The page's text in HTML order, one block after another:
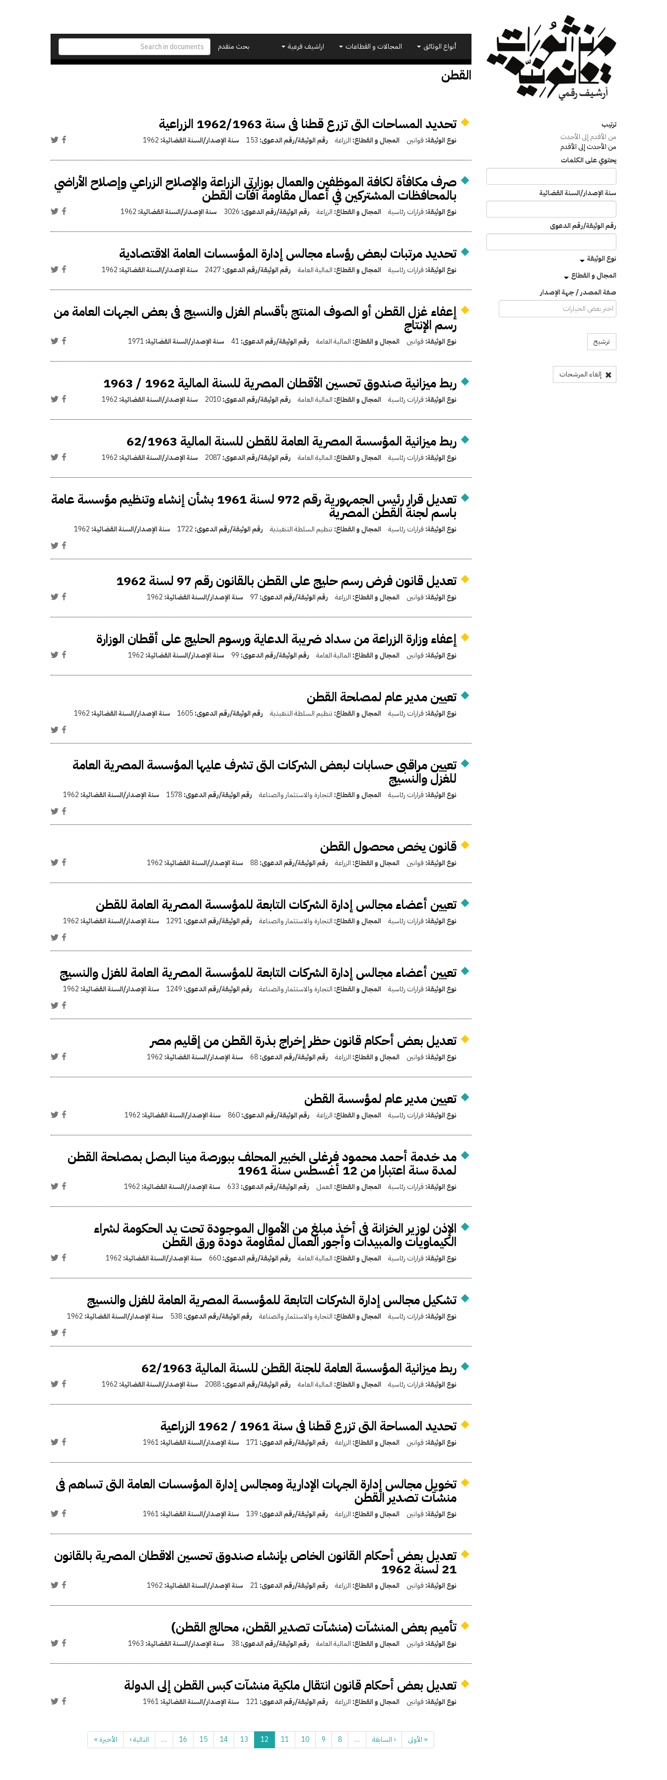
بحث متقدم
أنواع الوثائق المجالات و القطاعات اراشيف فرعية
القطن
ترتيب
من الأقدم إلى الأحدث
من الأحدث إلى الأقدم
يحتوي على الكلمات
سنة الإصدار/السنة القضائية
رقم الوثيقة/رقم الدعوى
نوع الوثيقة
المجال و القطاع
صفة المصدر / جهة الإصدار
ترشيح
إلغاء المرشحات
تحديد المساحات التى تزرع قطنا فى سنة 1962/1963 الزراعية
نوع الوثيقة: قوانين المجال و القطاع: الزراعة رقم الوثيقة/رقم الدعوى: 153 سنة الإصدار/السنة القضائية: 1962
صرف مكافأة لكافة الموظفين والعمال بوزارتي الزراعة والإصلاح الزراعي وإصلاح الأراضي
بالمحافظات المشتركين في أعمال مقاومة آفات القطن
نوع الوثيقة: قرارات رئاسية المجال و القطاع: الزراعة رقم الوثيقة/رقم الدعوى: 3026 سنة الإصدار/السنة القضائية: 1962
تحديد مرتبات لبعض رؤساء مجالس إدارة المؤسسات العامة الاقتصادية
نوع الوثيقة: قرارات رئاسية المجال و القطاع: المالية العامة رقم الوثيقة/رقم الدعوى:2427 سنة الإصدار/السنة القضائية: 1962
إعفاء غزل القطن أو الصوف المنتج بأقسام الغزل والنسيج فى بعض الجهات العامة من
رسم الإنتاج
نوع الوثيقة: قوانين المجال و القطاع: المالية العامة رقم الوثيقة/رقم الدعوى: 41 سنة الإصدار/السنة القضائية: 1971
ربط ميزانية صندوق تحسين الأقطان المصرية للسنة المالية 1962 / 1963
نوع الوثيقة: قرارات رئاسية المجال و القطاع: المالية العامة رقم الوثيقة/رقم الدعوى:2010 سنة الإصدار/السنة القضائية: 1962
ربط ميزانية المؤسسة المصرية العامة للقطن للسنة المالية 62/1963
نوع الوثيقة: قرارات رئاسية المجال و القطاع: المالية العامة رقم الوثيقة/رقم الدعوى:2087 سنة الإصدار/السنة القضائية: 1962
تعديل قرار رئيس الجمهورية رقم 972 لسنة 1961 بشأن إنشاء وتنظيم مؤسسة عامة
باسم لجنة القطن المصرية
نوع الوثيقة: قرارات رئاسية المجال و القطاع: تنظيم السلطة التنفيذية رقم الوثيقة/رقم الدعوى: 1722 سنة الإصدار/السنة القضائية: 1962
تعديل قانون فرض رسم حليج على القطن بالقانون رقم 97 لسنة 1962
نوع الوثيقة: قوانين المجال و القطاع: الزراعة رقم الوثيقة/رقم الدعوى:97 سنة الإصدار/السنة القضائية: 1962
إعفاء وزارة الزراعة من سداد ضريبة الدعاية ورسوم الحليج على أقطان الوزارة
نوع الوثيقة: قوانين المجال و القطاع: المالية العامة رقم الوثيقة/رقم الدعوى: 99 سنة الإصدار/السنة القضائية: 1962
تعيين مدير عام لمصلحة القطن
نوع الوثيقة: قرارات رئاسية المجال و القطاع: تنظيم السلطة التنفيذية رقم الوثيقة/رقم الدعوى:1605 سنة الإصدار/السنة القضائية: 1962
تعيين مراقبى حسابات لبعض الشركات التى تشرف عليها المؤسسة المصرية العامة
للغزل والنسيج
نوع الوثيقة: قرارات رئاسية المجال و القطاع: التجارة والاستثمار والصناعة رقم الوثيقة/رقم الدعوى:1578 سنة الإصدار/السنة القضائية: 1962
قانون يخص محصول القطن
نوع الوثيقة: قوانين المجال و القطاع: الزراعة رقم الوثيقة/رقم الدعوى:88 سنة الإصدار/السنة القضائية: 1962
تعيين أعضاء مجالس إدارة الشركات التابعة للمؤسسة المصرية العامة للقطن
نوع الوثيقة: قرارات رئاسية المجال و القطاع: التجارة والاستثمار والصناعة رقم الوثيقة/رقم الدعوى: 1291 سنة الإصدار/السنة القضائية: 1962
تعيين أعضاء مجالس إدارة الشركات التابعة للمؤسسة المصرية العامة للغزل والنسيج
نوع الوثيقة: قرارات رئاسية المجال و القطاع: التجارة والاستثمار والصناعة رقم الوثيقة/رقم الدعوى: 1249 سنة الإصدار/السنة القضائية: 1962
تعديل بعض أحكام قانون حظر إخراج بذرة القطن من إقليم مصر
نوع الوثيقة: قوانين المجال و القطاع: الزراعة رقم الوثيقة/رقم الدعوى:68 سنة الإصدار/السنة القضائية: 1962
تعيين مدير عام لمؤسسة القطن
نوع الوثيقة: قرارات رئاسية المجال و القطاع: الزراعة رقم الوثيقة/رقم الدعوى:860 سنة الإصدار/السنة القضائية: 1962
مد خدمة أحمد محمود فرغلى الخبير المحلف ببورصة مينا البصل بمصلحة القطن
لمدة سنة اعتبارا من 12 أغسطس سنة 1961
نوع الوثيقة: قرارات رئاسية المجال و القطاع: العمل رقم الوثيقة/رقم الدعوى: 633 سنة الإصدار/السنة القضائية: 1962
الإذن لوزير الخزانة فى أخذ مبلغ من الأموال الموجودة تحت يد الحكومة لشراء
الكيماويات والمبيدات وأجور العمال لمقاومة دودة ورق القطن
نوع الوثيقة: قرارات رئاسية المجال و القطاع: المالية العامة رقم الوثيقة/رقم الدعوى:660 سنة الإصدار/السنة القضائية: 1962
تشكيل مجالس إدارة الشركات التابعة للمؤسسة المصرية العامة للغزل والنسيج
نوع الوثيقة: قرارات رئاسية المجال و القطاع: التجارة والاستثمار والصناعة رقم الوثيقة/رقم الدعوى:538 سنة الإصدار/السنة القضائية: 1962
ربط ميزانية المؤسسة العامة للجنة القطن للسنة المالية 62/1963
نوع الوثيقة: قرارات رئاسية المجال و القطاع: المالية العامة رقم الوثيقة/رقم الدعوى:2088 سنة الإصدار/السنة القضائية: 1962
تحديد المساحة التى تزرع قطنا فى سنة 1961 / 1962 الزراعية
نوع الوثيقة: قوانين المجال و القطاع: الزراعة رقم الوثيقة/رقم الدعوى: 171 سنة الإصدار/السنة القضائية: 1961
تخويل مجالس إدارة الجهات الإدارية ومجالس إدارة المؤسسات العامة التى تساهم فى
منشآت تصدير القطن
نوع الوثيقة: قوانين المجال و القطاع: الزراعة رقم الوثيقة/رقم الدعوى: 139 سنة الإصدار/السنة القضائية: 1961
تعديل بعض أحكام القانون الخاص بإنشاء صندوق تحسين الاقطان المصرية بالقانون
21 لسنة 1962
نوع الوثيقة: قوانين المجال و القطاع: الزراعة رقم الوثيقة/رقم الدعوى: 21 سنة الإصدار/السنة القضائية: 1962
تأميم بعض المنشآت (منشآت تصدير القطن، محالج القطن)
نوع الوثيقة: قوانين المجال و القطاع: المالية العامة رقم الوثيقة/رقم الدعوى:38 سنة الإصدار/السنة القضائية: 1963
تعديل بعض أحكام قانون انتقال ملكية منشآت كبس القطن إلى الدولة
نوع الوثيقة: قوانين المجال و القطاع: الزراعة رقم الوثيقة/رقم الدعوى: 121 سنة الإصدار/السنة القضائية: 1961
« الأولى ‹ السابقة …
8
9
10
11
12
13
14
15
16
… التالية › الأخيرة »